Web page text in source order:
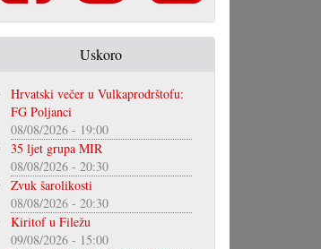
Uskoro
Hrvatski večer u Vulkaprodrštofu:
FG Poljanci
08/08/2026 - 19:00
35 ljet grupa MIR
08/08/2026 - 20:30
Zvuk šarolikosti
08/08/2026 - 20:30
Kiritof u Filežu
09/08/2026 - 15:00